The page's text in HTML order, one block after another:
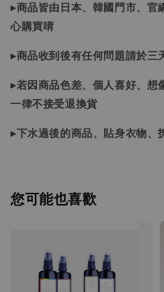
▸商品皆由日本、韓國門市、官
心購買唷
▸商品收到後有任何問題請於三
▸若因商品色差、個人喜好、想
一律不接受退換貨
▸下水過後的商品、貼身衣物、
您可能也喜歡